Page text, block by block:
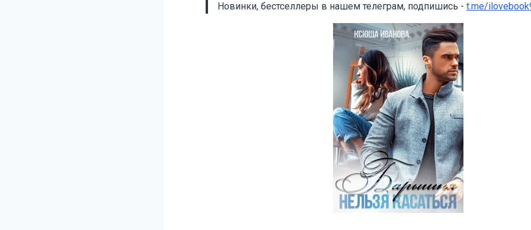
Новинки, бестселлеры в нашем телеграм, подпишись - t.me/